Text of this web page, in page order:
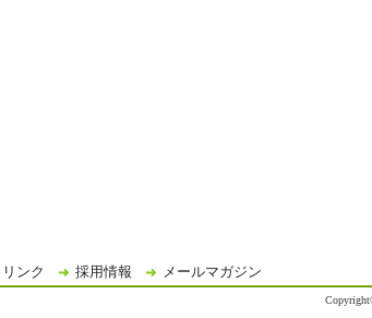
リンク 採用情報 メールマガジン